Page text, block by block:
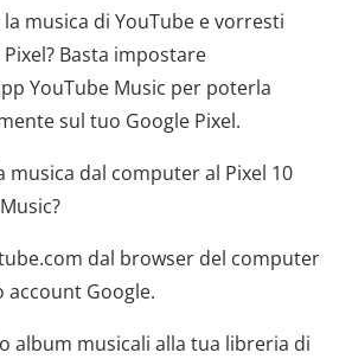
musica di YouTube e vorresti
Basta impostare
YouTube Music per poterla
sul tuo Google Pixel.
musica dal computer al Pixel 10
dal browser del computer
account Google.
album musicali alla tua libreria di